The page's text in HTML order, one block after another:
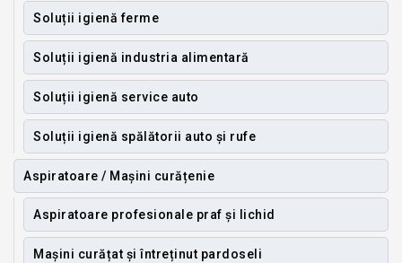
Soluții igienă ferme
Soluții igienă industria alimentară
Soluții igienă service auto
Soluții igienă spălătorii auto și rufe
Aspiratoare / Mașini curățenie
Aspiratoare profesionale praf și lichid
Mașini curățat și întreținut pardoseli